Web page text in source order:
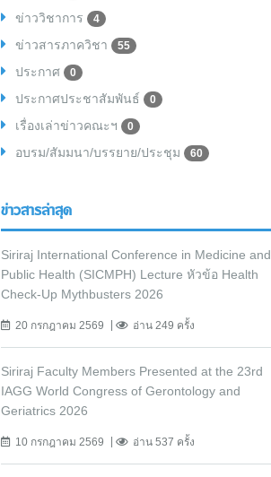
ข่าววิชาการ 4
ข่าวสารภาควิชา 55
ประกาศ 0
ประกาศประชาสัมพันธ์ 0
เรื่องเล่าข่าวคณะฯ 0
อบรม/สัมมนา/บรรยาย/ประชุม 60
ข่าวสารล่าสุด
Siriraj International Conference in Medicine and
Public Health (SICMPH) Lecture หัวข้อ Health
Check-Up Mythbusters 2026
20 กรกฎาคม 2569 อ่าน 249 ครั้ง
Siriraj Faculty Members Presented at the 23rd
IAGG World Congress of Gerontology and
Geriatrics 2026
10 กรกฎาคม 2569 อ่าน 537 ครั้ง